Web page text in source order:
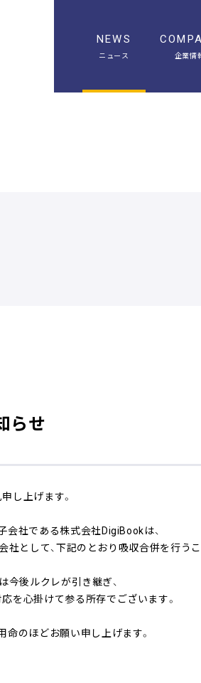
NEWS
ニュース 企業情
らせ
し上げます。
会社である株式会社DigiBookは、
社として、下記のとおり吸収合併を行う
今後ルクレが引き継ぎ、
を心掛けて参る所存でございます。
命のほどお願い申し上げます。